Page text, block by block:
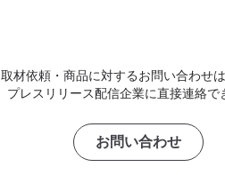
取材依頼・商品に対するお問い合わせは
プレスリリース配信企業に直接連絡で
お問い合わせ